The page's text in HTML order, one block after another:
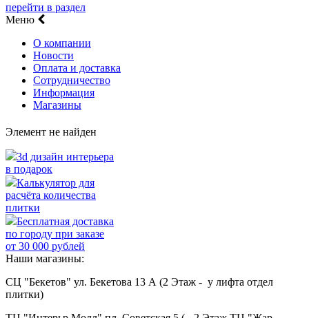
перейти в раздел
Меню
О компании
Новости
Оплата и доставка
Сотрудничество
Информация
Магазины
Элемент не найден
3d дизайн интерьера
в подарок
Калькулятор для
расчёта количества
плитки
Бесплатная доставка
по городу при заказе
от 30 000 рублей
Наши магазины:
СЦ "Бекетов" ул. Бекетова 13 А (2 Этаж - у лифта отдел
плитки)